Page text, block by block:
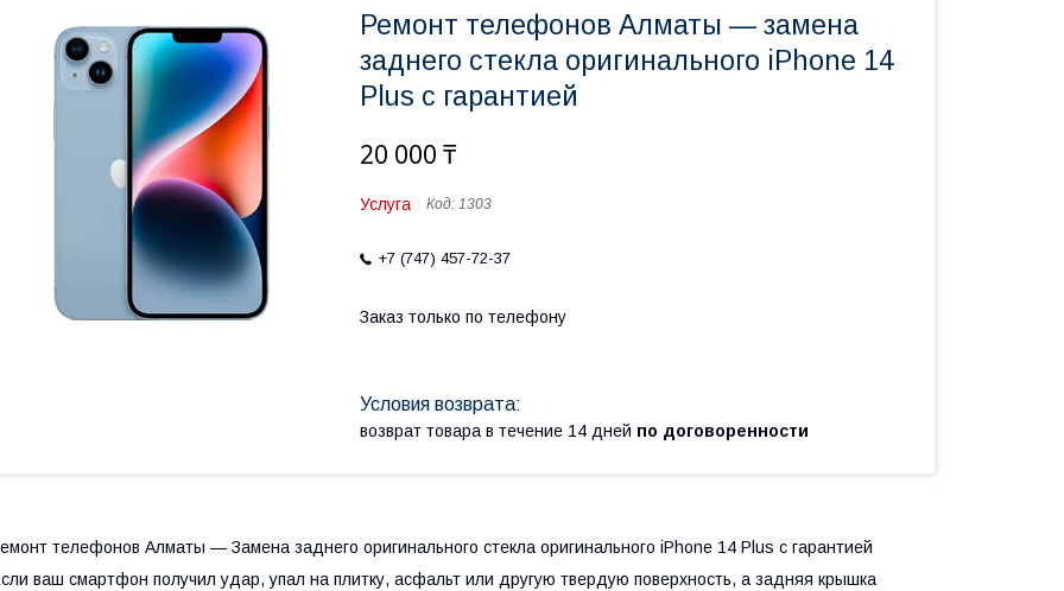
Ремонт телефонов Алматы — замена
заднего стекла оригинального iPhone 14
Plus с гарантией
20 000 ₸
Услуга Код: 1303
+7 (747) 457-72-37
Заказ только по телефону
возврат товара в течение 14 дней по договоренности
телефонов Алматы — Замена заднего оригинального стекла оригинального iPhone 14 Plus с гарантией
ваш смартфон получил удар, упал на плитку, асфальт или другую твердую поверхность, а задняя крышка